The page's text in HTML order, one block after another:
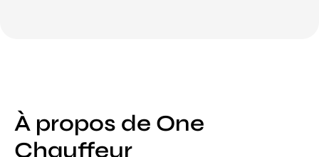
À propos de One
Chauffeur